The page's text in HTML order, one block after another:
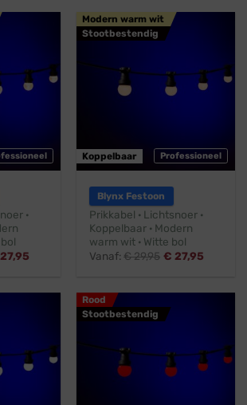
·
27,95
Professioneel
Modern warm wit
Stootbestendig
Koppelbaar
Blynx Festoon
Prikkabel · Lichtsnoer ·
Koppelbaar · Modern
warm wit · Witte bol
Vanaf:€29,95 € 27,95
Rood
Stootbestendig